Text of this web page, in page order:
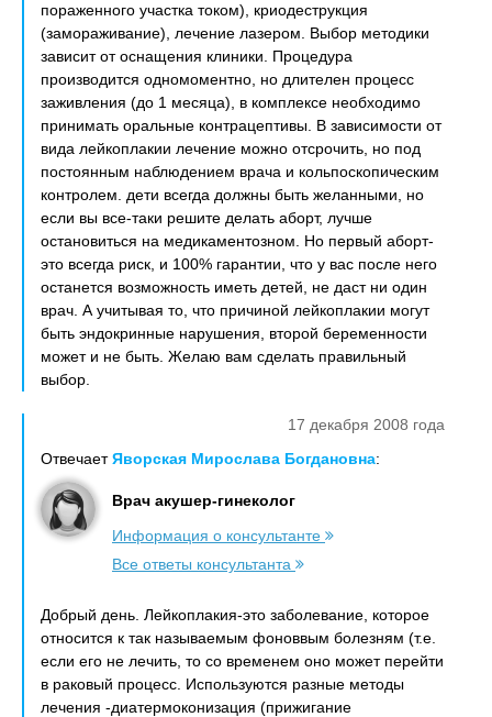
пораженного участка током), криодеструкция
(замораживание), лечение лазером. Выбор методики
зависит от оснащения клиники. Процедура
производится одномоментно, но длителен процесс
заживления (до 1 месяца), в комплексе необходимо
принимать оральные контрацептивы. В зависимости от
вида лейкоплакии лечение можно отсрочить, но под
постоянным наблюдением врача и кольпоскопическим
контролем. дети всегда должны быть желанными, но
если вы все-таки решите делать аборт, лучше
остановиться на медикаментозном. Но первый аборт-
это всегда риск, и 100% гарантии, что у вас после него
останется возможность иметь детей, не даст ни один
врач. А учитывая то, что причиной лейкоплакии могут
быть эндокринные нарушения, второй беременности
может и не быть. Желаю вам сделать правильный
выбор.
17 декабря 2008 года
ОтвечаетЯворская Мирослава Богдановна:
Врач акушер-гинеколог
Информация о консультанте
Все ответы консультанта
Добрый день. Лейкоплакия-это заболевание, которое
относится к так называемым фоноввым болезням (т.е.
если его не лечить, то со временем оно может перейти
в раковый процесс. Используются разные методы
лечения -диатермоконизация (прижигание